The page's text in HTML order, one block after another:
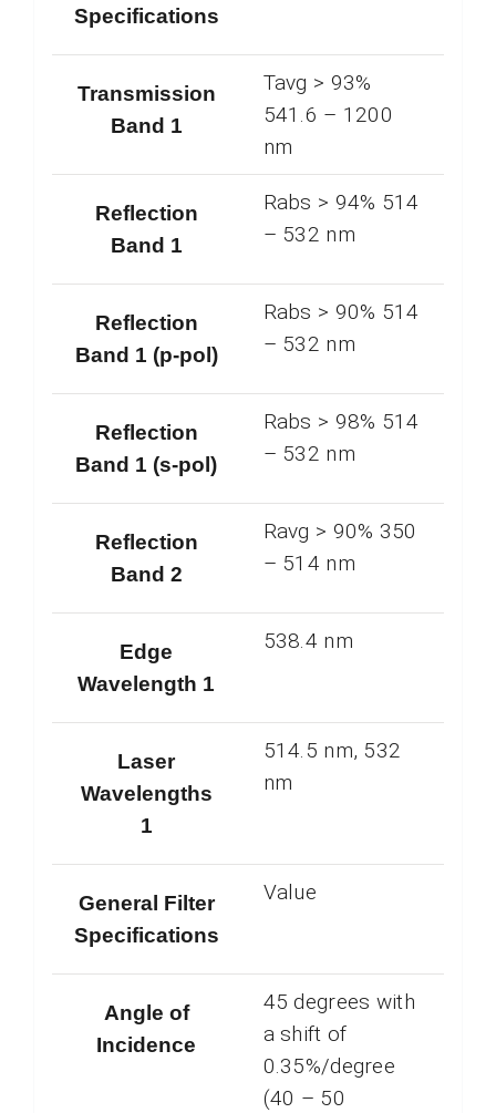
Specifications
Transmission
Band 1
Tavg > 93%
541.6 – 1200
nm
Reflection
Band 1
Rabs > 94% 514
– 532 nm
Reflection
Band 1 (p-pol)
Rabs > 90% 514
– 532 nm
Reflection
Band 1 (s-pol)
Rabs > 98% 514
– 532 nm
Reflection
Band 2
Ravg > 90% 350
– 514 nm
Edge
Wavelength 1
538.4 nm
Laser
Wavelengths
1
514.5 nm, 532
nm
General Filter
Specifications
Value
Angle of
Incidence
45 degrees with
a shift of
0.35%/degree
(40 – 50